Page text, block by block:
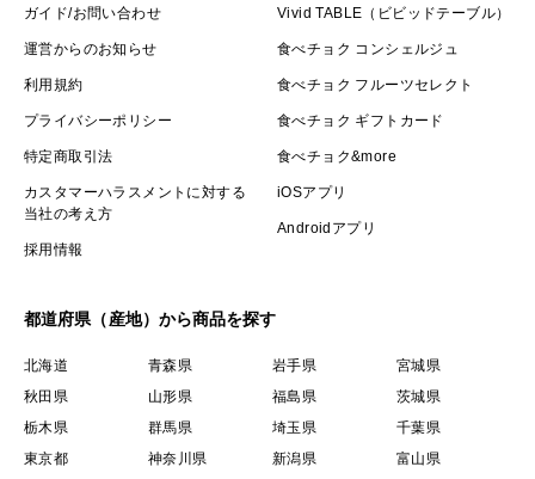
ガイド/お問い合わせ
運営からのお知らせ
利用規約
プライバシーポリシー
特定商取引法
カスタマーハラスメントに対する
当社の考え方
採用情報
Vivid TABLE（ビビッドテーブル）
食べチョク コンシェルジュ
食べチョク フルーツセレクト
食べチョク ギフトカード
食べチョク&more
iOSアプリ
Androidアプリ
都道府県（産地）から商品を探す
北海道 青森県 岩手県
宮城県
秋田県
山形県 福島県
茨城県
栃木県
群馬県 埼玉県
千葉県
東京都
神奈川県 新潟県
富山県